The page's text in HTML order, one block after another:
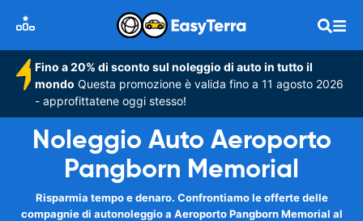
Fino a 20% di sconto sul noleggio di auto in tutto il
mondo Questa promozione è valida fino a 11 agosto 2026
- approfittatene oggi stesso!
Noleggio Auto Aeroporto
Pangborn Memorial
Risparmia tempo e denaro. Confrontiamo le offerte delle
compagnie di autonoleggio a Aeroporto Pangborn Memorial al